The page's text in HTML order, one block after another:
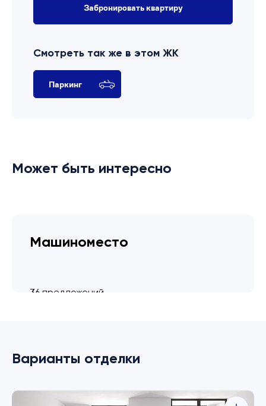
Забронировать квартиру
Смотреть так же в этом ЖК
Паркинг
Может быть интересно
Машиноместо
36 предложений
Варианты отделки